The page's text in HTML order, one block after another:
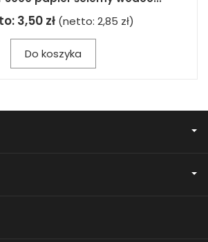
3,50 zł (netto: 2,85 zł)
Do koszyka